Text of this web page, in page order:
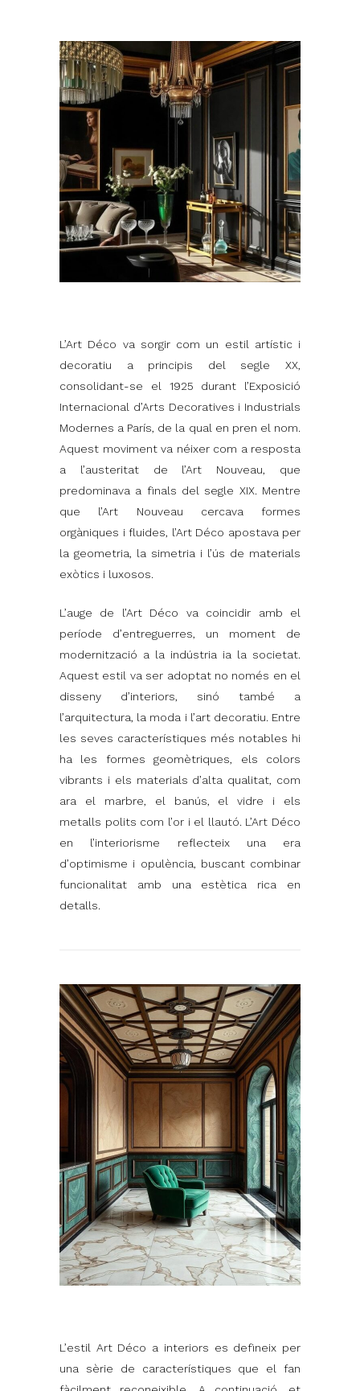
L’Art Déco va sorgir com un estil artístic i
decoratiu a principis del segle XX,
consolidant-se el 1925 durant l’Exposició
Internacional d’Arts Decoratives i Industrials
Modernes a París, de la qual en pren el nom.
Aquest moviment va néixer com a resposta
a l’austeritat de l’Art Nouveau, que
predominava a finals del segle XIX. Mentre
que l’Art Nouveau cercava formes
orgàniques i fluides, l’Art Déco apostava per
la geometria, la simetria i l’ús de materials
exòtics i luxosos.
L’auge de l’Art Déco va coincidir amb el
període d’entreguerres, un moment de
modernització a la indústria ia la societat.
Aquest estil va ser adoptat no només en el
disseny d’interiors, sinó també a
l’arquitectura, la moda i l’art decoratiu. Entre
les seves característiques més notables hi
ha les formes geomètriques, els colors
vibrants i els materials d’alta qualitat, com
ara el marbre, el banús, el vidre i els
metalls polits com l’or i el llautó. L’Art Déco
en l’interiorisme reflecteix una era
d’optimisme i opulència, buscant combinar
funcionalitat amb una estètica rica en
detalls.
L’estil Art Déco a interiors es defineix per
una sèrie de característiques que el fan